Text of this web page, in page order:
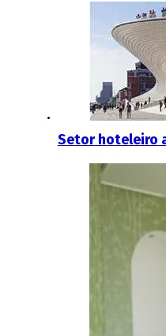
Setor hoteleiro